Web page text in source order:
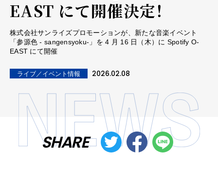
EAST にて開催決定！
株式会社サンライズプロモーションが、新たな音楽イベント
「参源色 - sangensyoku-」を 4 月 16 日（木）に Spotify O-
EAST にて開催
ライブ／イベント情報 2026.02.08
SHARE